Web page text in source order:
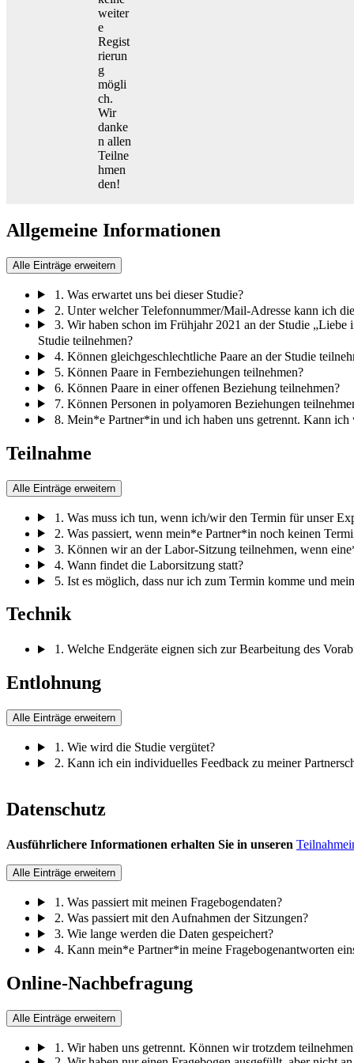
weiter
e
Regist
rierun
g
mögli
ch.
Wir
danke
n allen
Teilne
hmen
den!
Allgemeine Informationen
Alle Einträge erweitern
1. Was erwartet uns bei dieser Studie?
2. Unter welcher Telefonnummer/Mail-Adresse kann ich
3. Wir haben schon im Frühjahr 2021 an der Studie
Studie teilnehmen?
4. Können gleichgeschlechtliche Paare an der Studie
5. Können Paare in Fernbeziehungen teilnehmen?
6. Können Paare in einer offenen Beziehung teilnehmen?
7. Können Personen in polyamoren Beziehungen
8. Mein*e Partner*in und ich haben uns getrennt. Kann ich
Teilnahme
Alle Einträge erweitern
1. Was muss ich tun, wenn ich/wir den Termin für unser
2. Was passiert, wenn mein*e Partner*in noch keinen
3. Können wir an der Labor-Sitzung teilnehmen, wenn
4. Wann findet die Laborsitzung statt?
5. Ist es möglich, dass nur ich zum Termin komme und
Technik
1. Welche Endgeräte eignen sich zur Bearbeitung des
Entlohnung
Alle Einträge erweitern
1. Wie wird die Studie vergütet?
2. Kann ich ein individuelles Feedback zu meiner
Datenschutz
Ausführlichere Informationen erhalten Sie in unseren
Alle Einträge erweitern
1. Was passiert mit meinen Fragebogendaten?
2. Was passiert mit den Aufnahmen der Sitzungen?
3. Wie lange werden die Daten gespeichert?
4. Kann mein*e Partner*in meine Fragebogenantworten
Online-Nachbefragung
Alle Einträge erweitern
1. Wir haben uns getrennt. Können wir trotzdem